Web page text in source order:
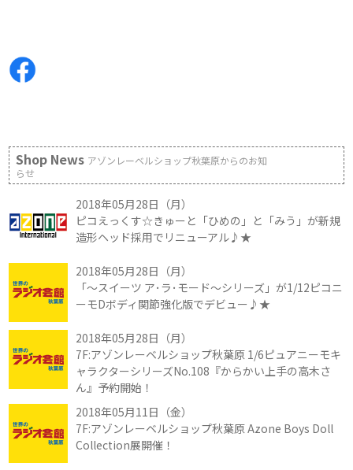
Shop News アゾンレーベルショップ秋葉原からのお知
らせ
2018年05月28日（月）
ピコえっくす☆きゅーと「ひめの」と「みう」が新規
造形ヘッド採用でリニューアル♪★
2018年05月28日（月）
「～スイーツ ア･ラ･モード～シリーズ」が1/12ピコニ
ーモDボディ関節強化版でデビュー♪★
2018年05月28日（月）
7F:アゾンレーベルショップ秋葉原 1/6ピュアニーモキ
ャラクターシリーズNo.108『からかい上手の高木さ
ん』予約開始！
2018年05月11日（金）
7F:アゾンレーベルショップ秋葉原 Azone Boys Doll
Collection展開催！